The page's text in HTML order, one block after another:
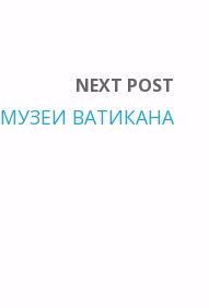
NEXT POST
МУЗЕИ ВАТИКАНА